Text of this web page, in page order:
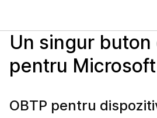
Un singur buton
pentru
OBTP pentru